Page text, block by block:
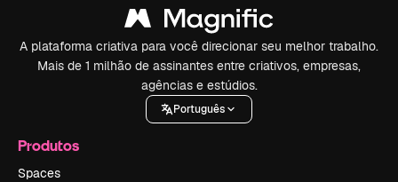
A plataforma criativa para você direcionar seu melhor trabalho.
Mais de 1 milhão de assinantes entre criativos, empresas,
agências e estúdios.
Português
Produtos
Spaces